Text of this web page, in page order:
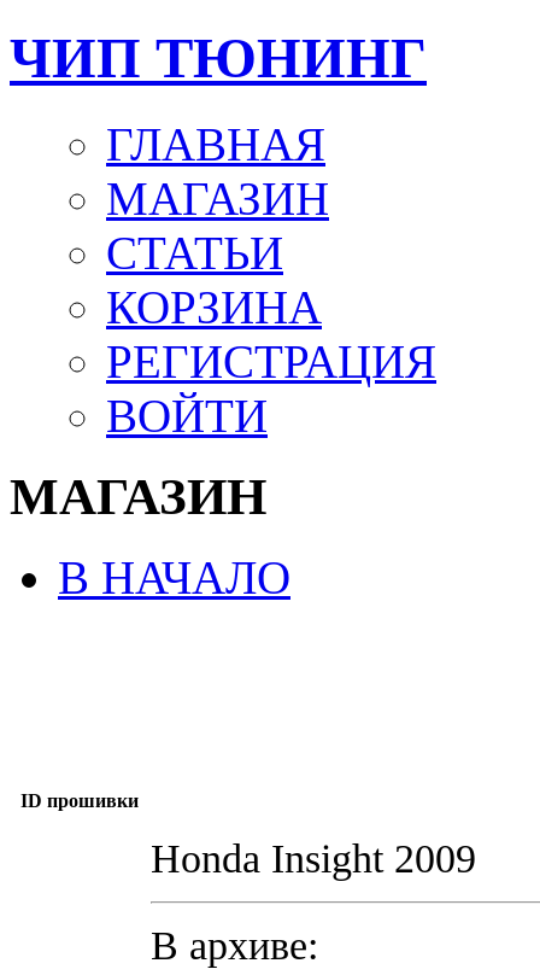
ЧИП ТЮНИНГ
ГЛАВНАЯ
МАГАЗИН
СТАТЬИ
КОРЗИНА
РЕГИСТРАЦИЯ
ВОЙТИ
МАГАЗИН
В НАЧАЛО
ID прошивки
Honda Insight 2009
В архиве: